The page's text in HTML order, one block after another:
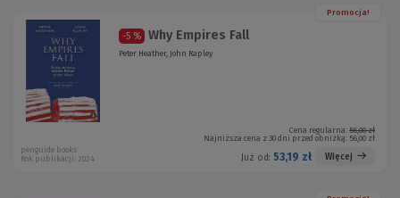
Promocja!
-5 % Why Empires Fall
Peter Heather, John Rapley
Cena regularna: 56,00 zł
Najniższa cena z 30 dni przed obniżką: 56,00 zł
Już od: 53,19 zł Więcej
penguide books
Rok publikacji: 2024